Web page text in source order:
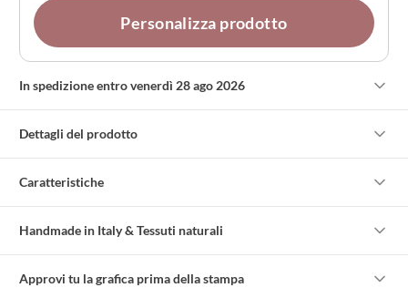
Personalizza prodotto
In spedizione entro venerdì 28 ago 2026
Dettagli del prodotto
Caratteristiche
Handmade in Italy & Tessuti naturali
Approvi tu la grafica prima della stampa